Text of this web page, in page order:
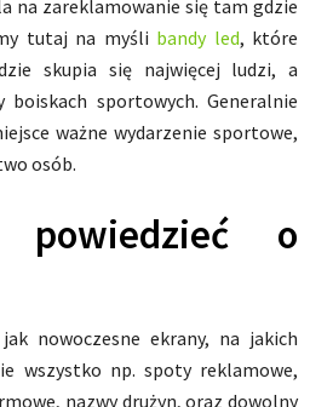
na zareklamowanie się tam gdzie
tutaj na myśli bandy led, które
skupia się najwięcej ludzi, a
sportowych. Generalnie
ważne wydarzenie sportowe,
osób.
powiedzieć o
nowoczesne ekrany, na jakich
wszystko np. spoty reklamowe,
nazwy drużyn, oraz dowolny